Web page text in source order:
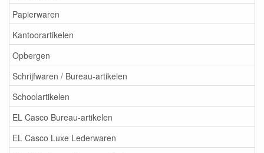
Papierwaren
Kantoorartikelen
Opbergen
Schrijfwaren / Bureau-artikelen
Schoolartikelen
EL Casco Bureau-artikelen
EL Casco Luxe Lederwaren